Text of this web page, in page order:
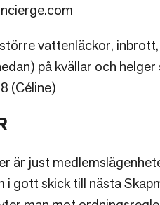
vattenläckor,
på kvällar och
(Céline)
är just
i gott skick till nästa